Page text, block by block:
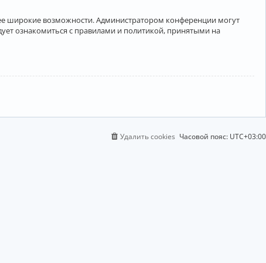
широкие возможности. Администратором конференции могут
ознакомиться с правилами и политикой, принятыми на
Часовой пояс: UTC+03:00
Удалить cookies